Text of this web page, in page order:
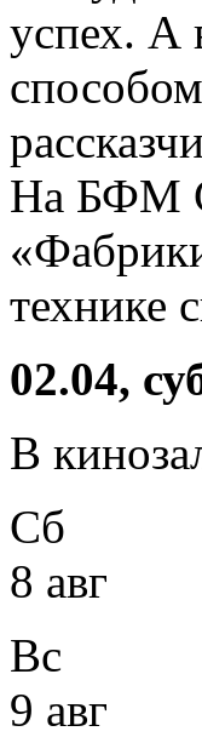
успех. А
На БФМ
технике
02.04,
В
Сб
8 авг
Вс
9 авг